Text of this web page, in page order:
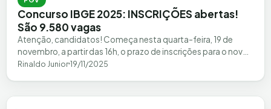
Concurso IBGE 2025: INSCRIÇÕES abertas!
São 9.580 vagas
Atenção, candidatos! Começa nesta quarta-feira, 19 de
novembro, a partir das 16h, o prazo de inscrições para o novo
concurso IBGE 2025…
Rinaldo Junior19/11/2025